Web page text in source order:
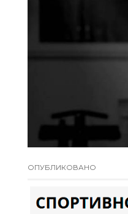
ОПУБЛИКОВАНО